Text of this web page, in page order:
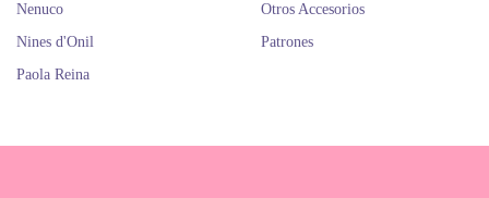
Nenuco
Nines d'Onil
Paola Reina
Otros Accesorios
Patrones